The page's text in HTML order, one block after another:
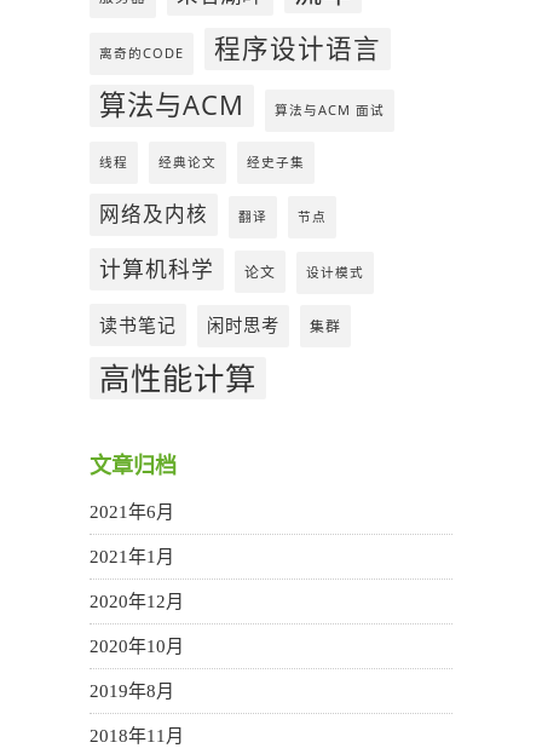
离奇的CODE 程序设计语言
算法与ACM 算法与ACM 面试
线程 经典论文 经史子集
网络及内核 翻译 节点
计算机科学 论文 设计模式
读书笔记 闲时思考 集群
高性能计算
文章归档
2021年6月
2021年1月
2020年12月
2020年10月
2019年8月
2018年11月